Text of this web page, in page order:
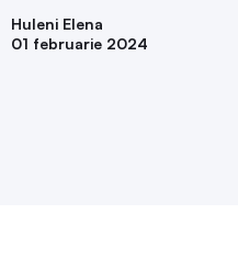
Huleni Elena
01 februarie 2024